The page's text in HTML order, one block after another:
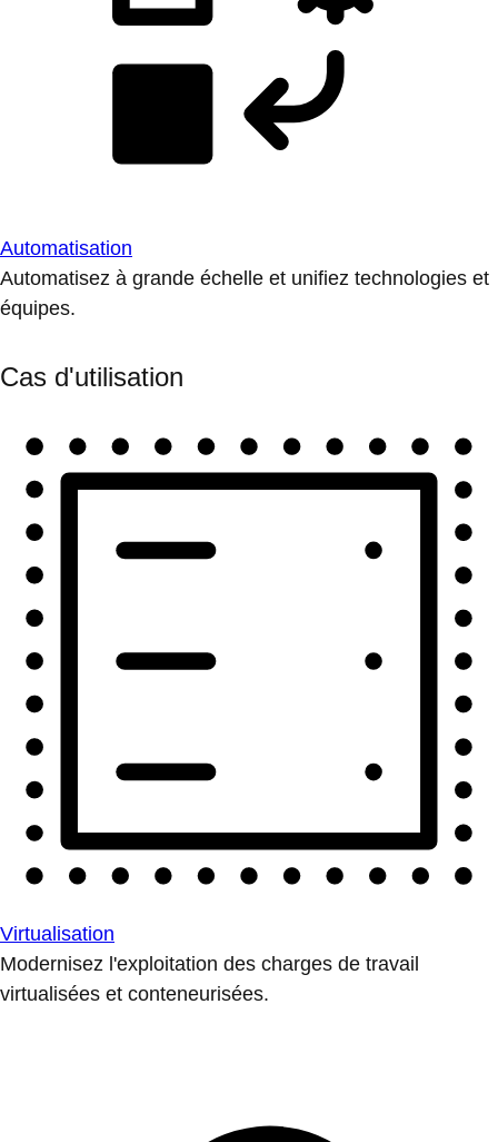
Automatisation
Automatisez à grande échelle et unifiez technologies et
équipes.
Cas d'utilisation
Virtualisation
Modernisez l'exploitation des charges de travail
virtualisées et conteneurisées.